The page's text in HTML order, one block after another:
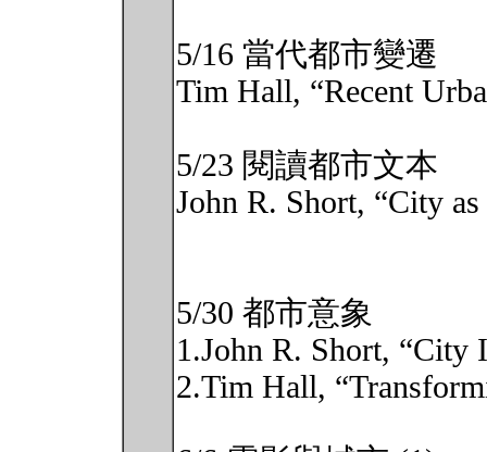
5/16 當代都市變遷
Tim Hall, “Recent
5/23 閱讀都市文本
John R. Short, “City as
5/30 都市意象
1.John R. Short, “City
2.Tim Hall,